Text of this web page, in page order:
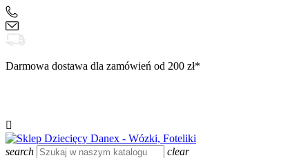
Darmowa dostawa dla zamówień od 200 zł*

search
clear